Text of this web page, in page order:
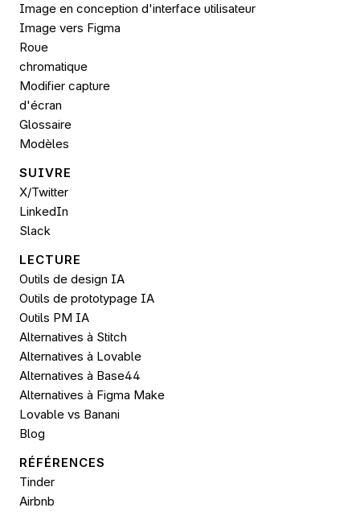
Image en conception d'interface utilisateur
Image vers Figma
Roue
chromatique
Modifier capture
d'écran
Glossaire
Modèles
SUIVRE
X/Twitter
LinkedIn
Slack
LECTURE
Outils de design IA
Outils de prototypage IA
Outils PM IA
Alternatives à Stitch
Alternatives à Lovable
Alternatives à Base44
Alternatives à Figma Make
Lovable vs Banani
Blog
RÉFÉRENCES
Tinder
Airbnb